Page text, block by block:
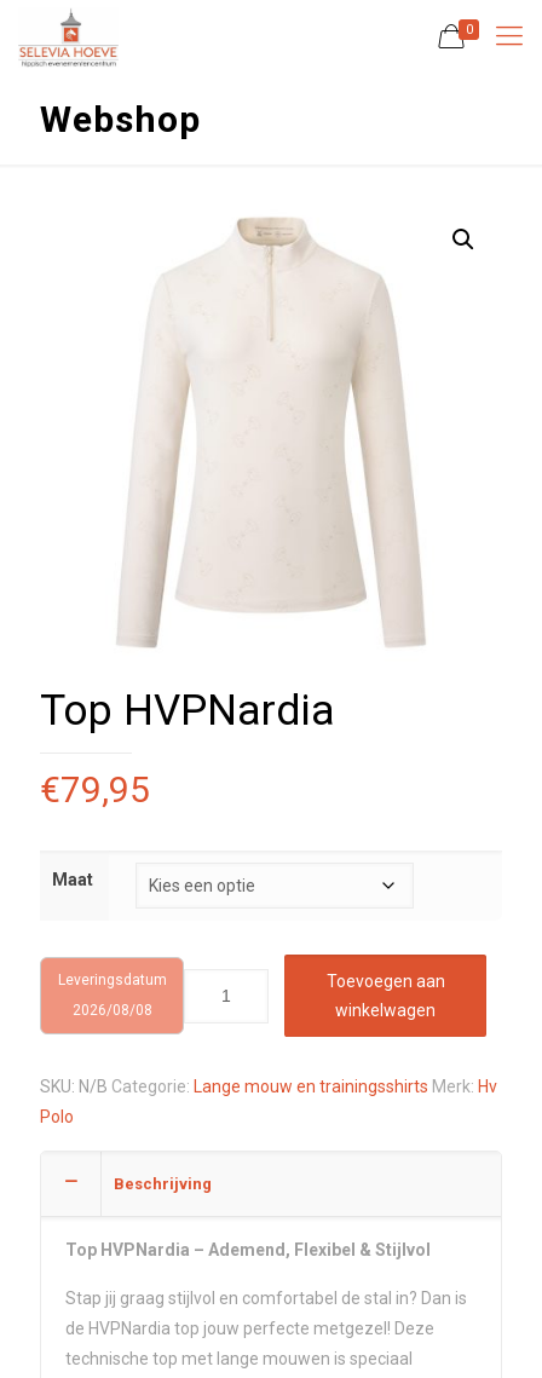
0
Webshop
Top HVPNardia
€79,95
Maat
Leveringsdatum
2026/08/08
Toevoegen aan
winkelwagen
SKU: N/B Categorie: Lange mouw en trainingsshirts Merk: Hv
Polo
Beschrijving
Top HVPNardia – Ademend, Flexibel & Stijlvol
Stap jij graag stijlvol en comfortabel de stal in? Dan is
de HVPNardia top jouw perfecte metgezel! Deze
technische top met lange mouwen is speciaal